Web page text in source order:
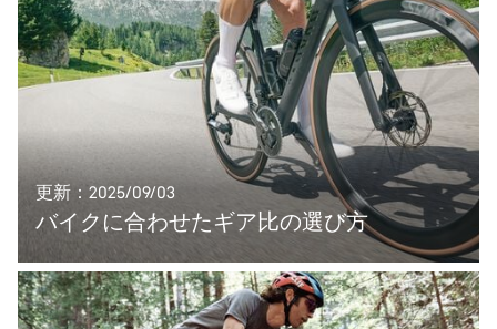
更新：2025/09/03
バイクに合わせたギア比の選び方